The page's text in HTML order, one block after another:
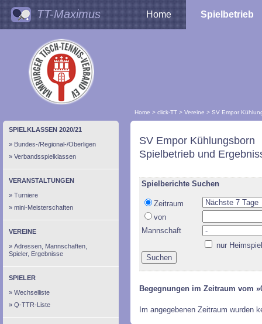
TT-Maximus Home Spielbetrieb
Home > click-TT > Vereine > SV Empor
SPIELKLASSEN 2020/21
Bundes-/Regional-/Oberligen
Verbandsspielklassen
VERANSTALTUNGEN
Turniere
mini-Meisterschaften
VEREINE
Adressen, Mannschaften,
Spieler, Ergebnisse
SPIELER
Wechselliste
Q-TTR-Liste
SV Empor Kühlungsborn
Spielbetrieb und
Spielberichte Suchen
Zeitraum
von
Mannschaft
nur
Begegnungen im Zeitraum vom
Im angegebenen Zeitraum wurden